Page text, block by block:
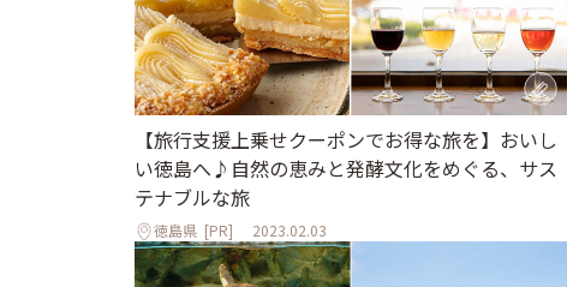
【旅行支援上乗せクーポンでお得な旅を】おいし
い徳島へ♪自然の恵みと発酵文化をめぐる、サス
テナブルな旅
徳島県 [PR] 2023.02.03